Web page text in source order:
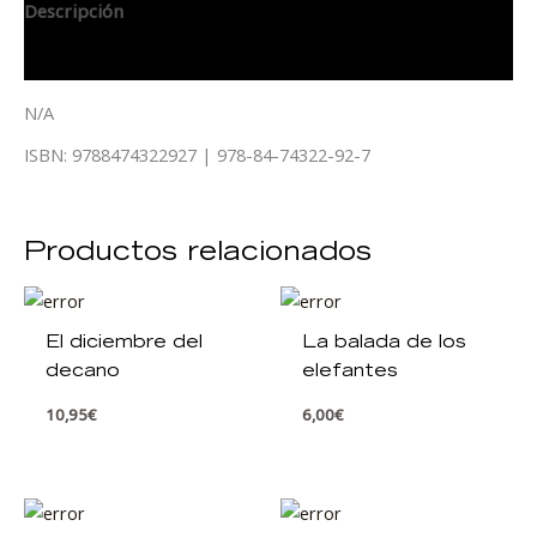
Descripción
N/A
ISBN: 9788474322927 | 978-84-74322-92-7
Productos relacionados
El diciembre del
decano
10,95€
La balada de los
elefantes
6,00€